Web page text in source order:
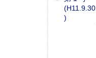
(H11.9.30
)